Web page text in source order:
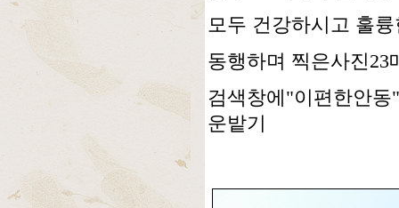
모두 건강하시고 훌
동행하며 찍은사진23
검색창에"이편한안동
운밭기